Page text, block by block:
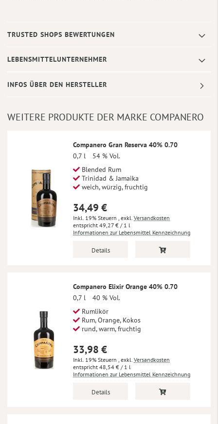
TRUSTED SHOPS BEWERTUNGEN
LEBENSMITTELUNTERNEHMER
INFOS ÜBER DEN HERSTELLER
WEITERE PRODUKTE DER MARKE COMPANERO
Companero Gran Reserva 40% 0.70
0,7 l
54 % Vol.
Blended Rum
Trinidad & Jamaika
weich, würzig, fruchtig
34,49 €
Inkl. 19% Steuern , exkl. Versandkosten
49,27 € / 1 l
Informationen zur Lebensmittel Kennzeichnung
Details
Companero Elixir Orange 40% 0.70
0,7 l
40 % Vol.
Rumlikör
Rum, Orange, Kokos
rund, warm, fruchtig
33,98 €
Inkl. 19% Steuern , exkl. Versandkosten
48,54 € / 1 l
Informationen zur Lebensmittel Kennzeichnung
Details